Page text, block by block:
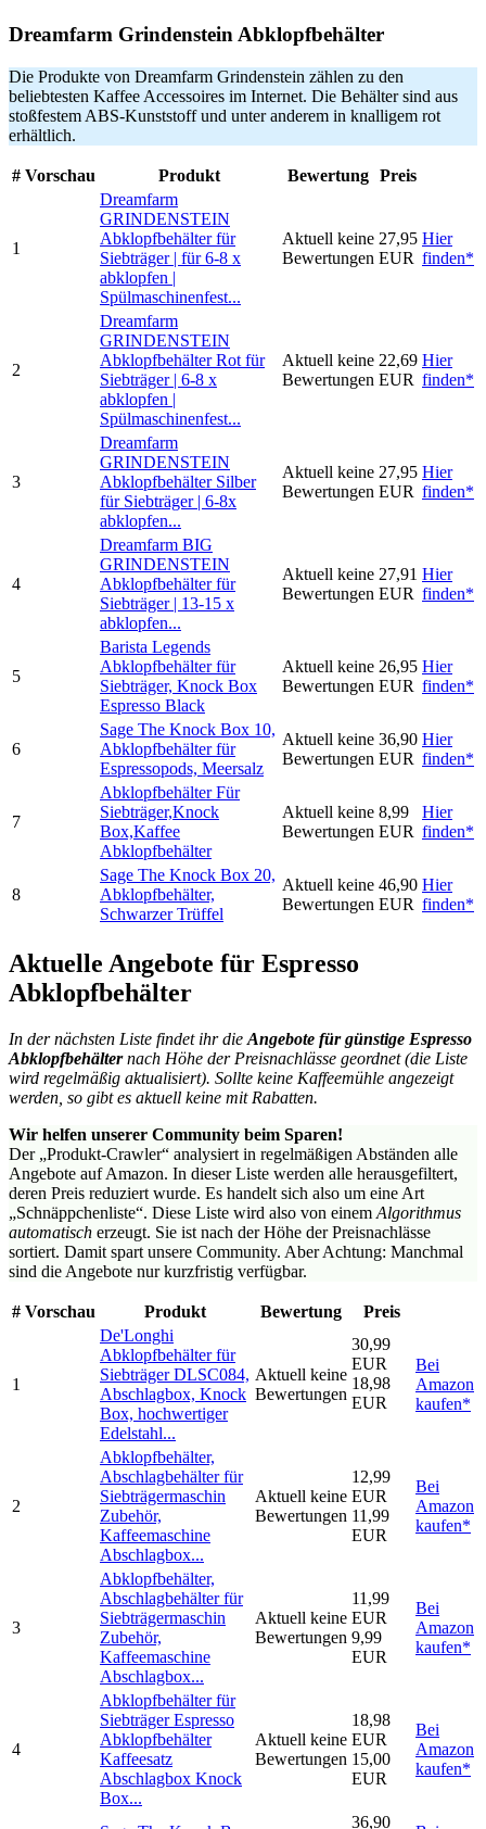
Dreamfarm Grindenstein Abklopfbehälter
Die Produkte von Dreamfarm Grindenstein zählen zu den
beliebtesten Kaffee Accessoires im Internet. Die Behälter sind aus
stoßfestem ABS-Kunststoff und unter anderem in knalligem rot
erhältlich.
# Vorschau Produkt Bewertung Preis
1
Dreamfarm
GRINDENSTEIN
Abklopfbehälter für
Siebträger | für 6-8 x
abklopfen |
Spülmaschinenfest...
Aktuell keine
Bewertungen
27,95
EUR
Hier
finden*
2
Dreamfarm
GRINDENSTEIN
Abklopfbehälter Rot für
Siebträger | 6-8 x
abklopfen |
Spülmaschinenfest...
Aktuell keine
Bewertungen
22,69
EUR
Hier
finden*
3
Dreamfarm
GRINDENSTEIN
Abklopfbehälter Silber
für Siebträger | 6-8x
abklopfen...
Aktuell keine
Bewertungen
27,95
EUR
Hier
finden*
4
Dreamfarm BIG
GRINDENSTEIN
Abklopfbehälter für
Siebträger | 13-15 x
abklopfen...
Aktuell keine
Bewertungen
27,91
EUR
Hier
finden*
5
Barista Legends
Abklopfbehälter für
Siebträger, Knock Box
Espresso Black
Aktuell keine
Bewertungen
26,95
EUR
Hier
finden*
6
Sage The Knock Box 10,
Abklopfbehälter für
Espressopods, Meersalz
Aktuell keine
Bewertungen
36,90
EUR
Hier
finden*
7
Abklopfbehälter Für
Siebträger,Knock
Box,Kaffee
Abklopfbehälter
Aktuell keine
Bewertungen
8,99
EUR
Hier
finden*
8
Sage The Knock Box 20,
Abklopfbehälter,
Schwarzer Trüffel
Aktuell keine
Bewertungen
46,90
EUR
Hier
finden*
Aktuelle Angebote für Espresso
Abklopfbehälter
In der nächsten Liste findet ihr die Angebote für günstige Espresso
Abklopfbehälternach Höhe der Preisnachlässe geordnet (die Liste
wird regelmäßig aktualisiert). Sollte keine Kaffeemühle angezeigt
werden, so gibt es aktuell keine mit Rabatten.
Wir helfen unserer Community beim Sparen!
Der „Produkt-Crawler“ analysiert in regelmäßigen Abständen alle
Angebote auf Amazon. In dieser Liste werden alle herausgefiltert,
deren Preis reduziert wurde. Es handelt sich also um eine Art
„Schnäppchenliste“. Diese Liste wird also von einem Algorithmus
automatisch erzeugt. Sie ist nach der Höhe der Preisnachlässe
sortiert. Damit spart unsere Community. Aber Achtung: Manchmal
sind die Angebote nur kurzfristig verfügbar.
# Vorschau Produkt Bewertung Preis
1
De'Longhi
Abklopfbehälter für
Siebträger DLSC084,
Abschlagbox, Knock
Box, hochwertiger
Edelstahl...
Aktuell keine
Bewertungen
30,99
EUR
18,98
EUR
Bei
Amazon
kaufen*
2
Abklopfbehälter,
Abschlagbehälter für
Siebträgermaschin
Zubehör,
Kaffeemaschine
Abschlagbox...
Aktuell keine
Bewertungen
12,99
EUR
11,99
EUR
Bei
Amazon
kaufen*
3
Abklopfbehälter,
Abschlagbehälter für
Siebträgermaschin
Zubehör,
Kaffeemaschine
Abschlagbox...
Aktuell keine
Bewertungen
11,99
EUR
9,99
EUR
Bei
Amazon
kaufen*
4
Abklopfbehälter für
Siebträger Espresso
Abklopfbehälter
Kaffeesatz
Abschlagbox Knock
Box...
Aktuell keine
Bewertungen
18,98
EUR
15,00
EUR
Bei
Amazon
kaufen*
36,90